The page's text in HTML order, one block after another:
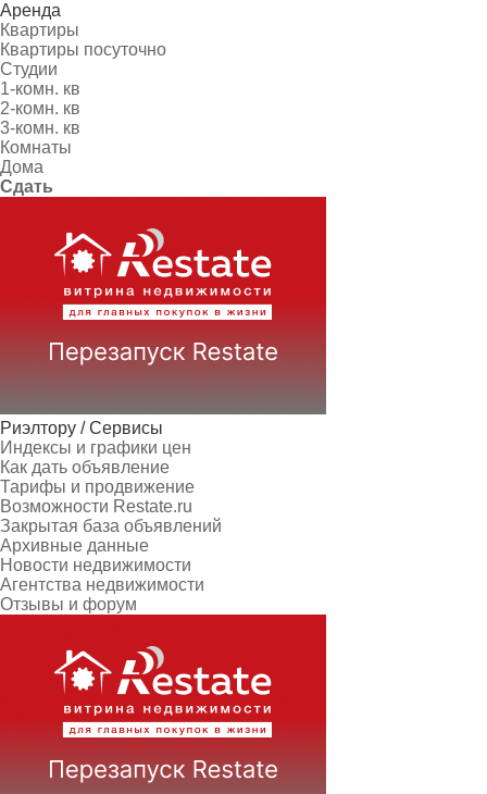
Аренда
Квартиры
Квартиры посуточно
Студии
1-комн. кв
2-комн. кв
3-комн. кв
Комнаты
Дома
Сдать
Риэлтору / Сервисы
Индексы и графики цен
Как дать объявление
Тарифы и продвижение
Возможности Restate.ru
Закрытая база объявлений
Архивные данные
Новости недвижимости
Агентства недвижимости
Отзывы и форум